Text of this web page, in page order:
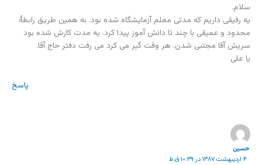
سلام.
یه رفیقی داریم که مدتی معلم آزمایشگاه شده بود. به همین طریق رابطۀ
محدود و عمیقی با چند تا دانش آموز پیدا کرد. یه مدت کارش شده بود
سریش آقا مجتبی شدن. هر وقت گیر می کرد می رفت دفتر حاج آقا.
یا علی
پاسخ
حسین
۴ اردیبهشت ۱۳۸۷ در ۱۰:۳۹ ق.ظ